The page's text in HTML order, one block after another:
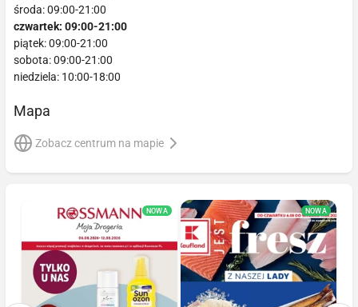
środa: 09:00-21:00
czwartek: 09:00-21:00
piątek: 09:00-21:00
sobota: 09:00-21:00
niedziela: 10:00-18:00
Mapa
Zobacz centrum na mapie
NOWA NOWA